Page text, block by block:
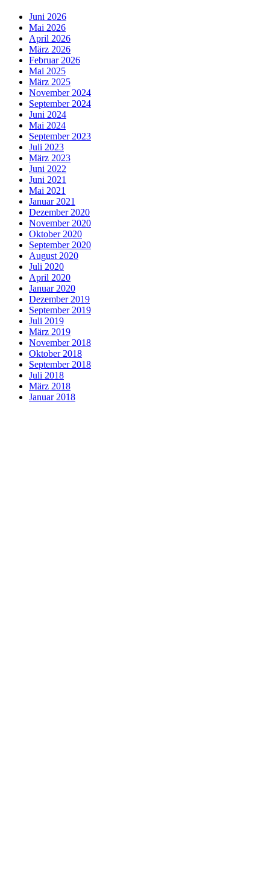
Juni 2026
Mai 2026
April 2026
März 2026
Februar 2026
Mai 2025
März 2025
November 2024
September 2024
Juni 2024
Mai 2024
September 2023
Juli 2023
März 2023
Juni 2022
Juni 2021
Mai 2021
Januar 2021
Dezember 2020
November 2020
Oktober 2020
September 2020
August 2020
Juli 2020
April 2020
Januar 2020
Dezember 2019
September 2019
Juli 2019
März 2019
November 2018
Oktober 2018
September 2018
Juli 2018
März 2018
Januar 2018